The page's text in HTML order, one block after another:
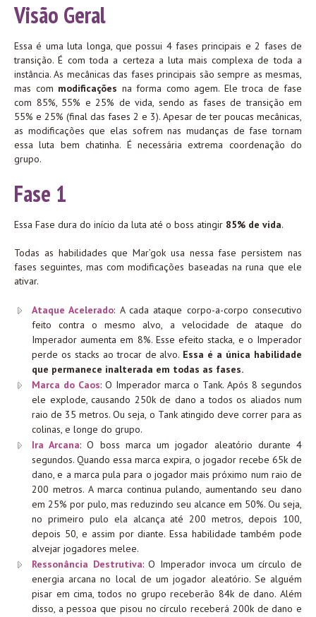
Visão Geral
Essa é uma luta longa, que possui 4 fases principais e 2 fases de
transição. É com toda a certeza a luta mais complexa de toda a
instância. As mecânicas das fases principais são sempre as mesmas,
mas com modificações na forma como agem. Ele troca de fase
com 85%, 55% e 25% de vida, sendo as fases de transição em
55% e 25% (final das fases 2 e 3). Apesar de ter poucas mecânicas,
as modificações que elas sofrem nas mudanças de fase tornam
essa luta bem chatinha. É necessária extrema coordenação do
grupo.
Fase 1
Essa Fase dura do início da luta até o boss atingir 85% de vida.
Todas as habilidades que Mar’gok usa nessa fase persistem nas
fases seguintes, mas com modificações baseadas na runa que ele
ativar.
Ataque Acelerado: A cada ataque corpo-a-corpo consecutivo
feito contra o mesmo alvo, a velocidade de ataque do
Imperador aumenta em 8%. Esse efeito stacka, e o Imperador
perde os stacks ao trocar de alvo. Essa é a única habilidade
que permanece inalterada em todas as fases.
Marca do Caos: O Imperador marca o Tank. Após 8 segundos
ele explode, causando 250k de dano a todos os aliados num
raio de 35 metros. Ou seja, o Tank atingido deve correr para as
colinas, e longe do grupo.
Ira Arcana: O boss marca um jogador aleatório durante 4
segundos. Quando essa marca expira, o jogador recebe 65k de
dano, e a marca pula para o jogador mais próximo num raio de
200 metros. A marca continua pulando, aumentando seu dano
em 25% por pulo, mas reduzindo seu alcance em 50%. Ou seja,
no primeiro pulo ela alcança até 200 metros, depois 100,
depois 50, e assim por diante. Essa habilidade também pode
alvejar jogadores melee.
Ressonância Destrutiva: O Imperador invoca um círculo de
energia arcana no local de um jogador aleatório. Se alguém
pisar em cima, todos no grupo receberão 84k de dano. Além
disso, a pessoa que pisou no círculo receberá 200k de dano e